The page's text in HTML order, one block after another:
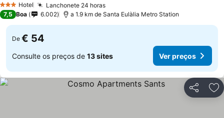
3 EstrelasHotel Lanchonete 24 horasVer preços
7,5 Boa 6.002 a 1.9 km de Santa Eulàlia Metro Station
De € 54
Consulte os preços de 13 sites Ver preços
Partilhar